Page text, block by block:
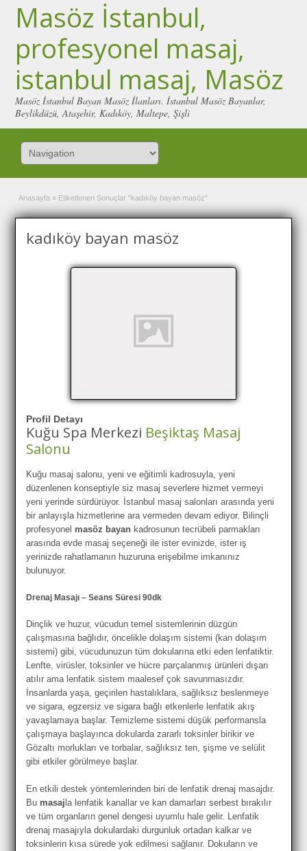
Masöz İstanbul,
profesyonel masaj,
istanbul masaj, Masöz
Masöz İstanbul Bayan Masöz İlanları. İstanbul Masöz Bayanlar,
Beylikdüzü, Ataşehir, Kadıköy, Maltepe, Şişli
Anasayfa » Etiketlenen Sonuçlar "kadıköy bayan masöz"
kadıköy bayan masöz
Profil Detayı
Kuğu Spa Merkezi Beşiktaş Masaj
Salonu
Kuğu masaj salonu, yeni ve eğitimli kadrosuyla, yeni
düzenlenen konseptiyle siz masaj severlere hizmet vermeyi
yeni yerinde sürdürüyor. İstanbul masaj salonları arasında yeni
bir anlayışla hizmetlerine ara vermeden devam ediyor. Bilinçli
profesyonel masöz bayan kadrosunun tecrübeli parmakları
arasında evde masaj seçeneği ile ister evinizde, ister iş
yerinizde rahatlamanın huzuruna erişebilme imkanınız
bulunuyor.
Drenaj Masajı – Seans Süresi 90dk
Dinçlik ve huzur, vücudun temel sistemlerinin düzgün
çalışmasına bağlıdır, öncelikle dolaşım sistemi (kan dolaşım
sistemi) gibi, vücudunuzun tüm dokularına etki eden lenfatiktir.
Lenfte, virüsler, toksinler ve hücre parçalanmış ürünleri dışarı
atılır ama lenfatik sistem maalesef çok savunmasızdır.
İnsanlarda yaşa, geçirilen hastalıklara, sağlıksız beslenmeye
ve sigara, egzersiz ve sigara bağlı etkenlerle lenfatik akış
yavaşlamaya başlar. Temizleme sistemi düşük performansla
çalışmaya başlayınca dokularda zararlı toksinler birikir ve
Gözaltı morlukları ve torbalar, sağlıksız ten, şişme ve selülit
gibi etkiler görülmeye başlar.
En etkili destek yöntemlerinden biri de lenfatik drenaj masajdır.
Bu masajla lenfatik kanallar ve kan damarları serbest bırakılır
ve tüm organların genel dengesi uyumlu hale gelir. Lenfatik
drenaj masajıyla dokulardaki durgunluk ortadan kalkar ve
toksinlerin kısa sürede yok edilmesi sağlanır. Dokuların ve